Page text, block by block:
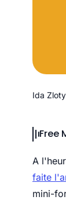
Ida
Free
A
faite
mini-